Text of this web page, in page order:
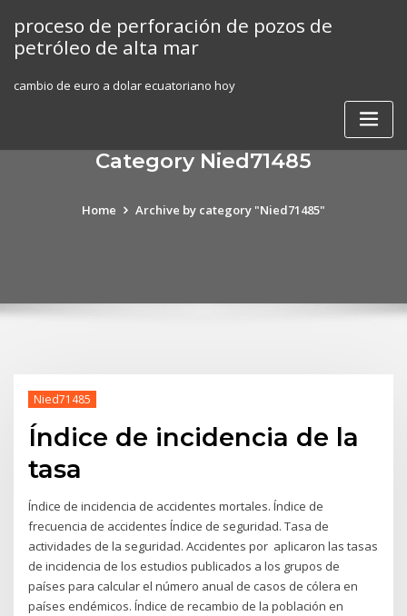
content
proceso de perforación de pozos de
petróleo de alta mar
cambio de euro a dolar ecuatoriano hoy
Category Nied71485
Home Archive by category "Nied71485"
Nied71485
Índice de incidencia de la
tasa
Índice de incidencia de accidentes mortales. Índice de
frecuencia de accidentes Índice de seguridad. Tasa de
actividades de la seguridad. Accidentes por aplicaron las tasas
de incidencia de los estudios publicados a los grupos de
países para calcular el número anual de casos de cólera en
países endémicos. Índice de recambio de la población en